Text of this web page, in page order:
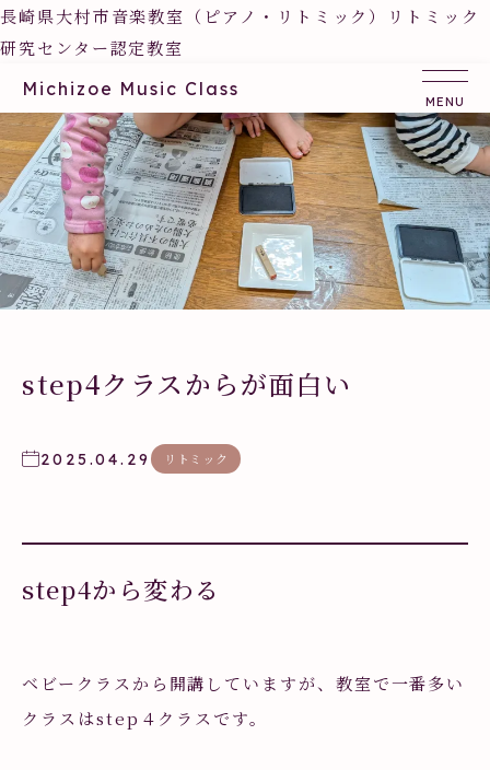
長崎県大村市音楽教室（ピアノ・リトミック）リトミック
研究センター認定教室
Michizoe Music Class
step4クラスからが面白い
2025.04.29 リトミック
step4から変わる
ベビークラスから開講していますが、教室で一番多い
クラスはstep４クラスです。